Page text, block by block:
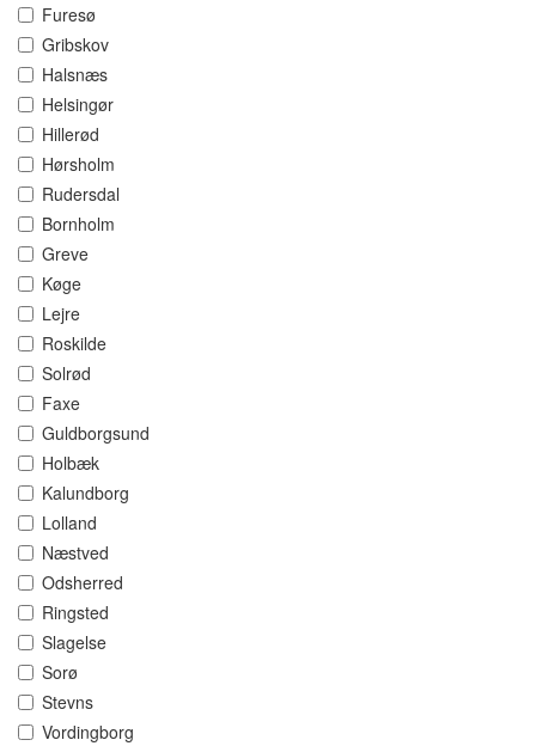
Furesø
Gribskov
Halsnæs
Helsingør
Hillerød
Hørsholm
Rudersdal
Bornholm
Greve
Køge
Lejre
Roskilde
Solrød
Faxe
Guldborgsund
Holbæk
Kalundborg
Lolland
Næstved
Odsherred
Ringsted
Slagelse
Sorø
Stevns
Vordingborg